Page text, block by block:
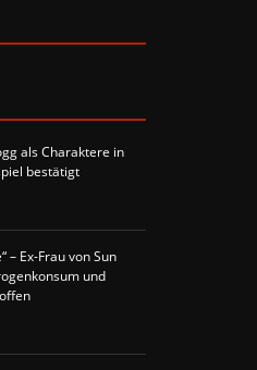
als Charaktere in
bestätigt
– Ex-Frau von Sun
und